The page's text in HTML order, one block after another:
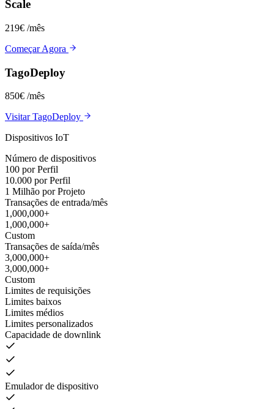
Scale
219€ /mês
Começar Agora
TagoDeploy
850€ /mês
Visitar TagoDeploy
Dispositivos IoT
Número de dispositivos
100 por Perfil
10.000 por Perfil
1 Milhão por Projeto
Transações de entrada/mês
1,000,000+
1,000,000+
Custom
Transações de saída/mês
3,000,000+
3,000,000+
Custom
Limites de requisições
Limites baixos
Limites médios
Limites personalizados
Capacidade de downlink
Emulador de dispositivo